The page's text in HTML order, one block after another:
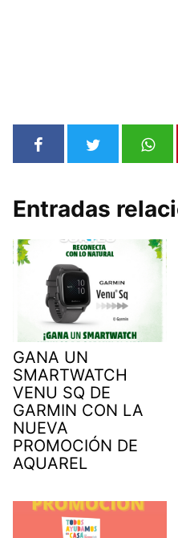
Entradas
GANA UN
SMARTWATCH
VENU SQ DE
GARMIN CON LA
NUEVA
PROMOCIÓN DE
AQUAREL